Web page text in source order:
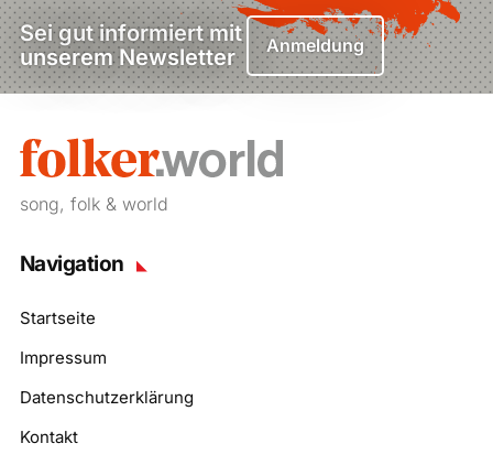
Sei gut informiert mit
unserem Newsletter
Anmeldung
song, folk & world
Navigation
Startseite
Impressum
Datenschutzerklärung
Kontakt